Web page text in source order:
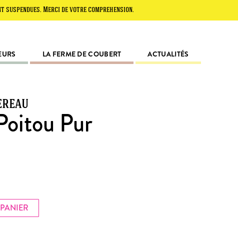
Merci de votre compréhension.
LA FERME DE COUBERT ACTUALITÉS
Pur